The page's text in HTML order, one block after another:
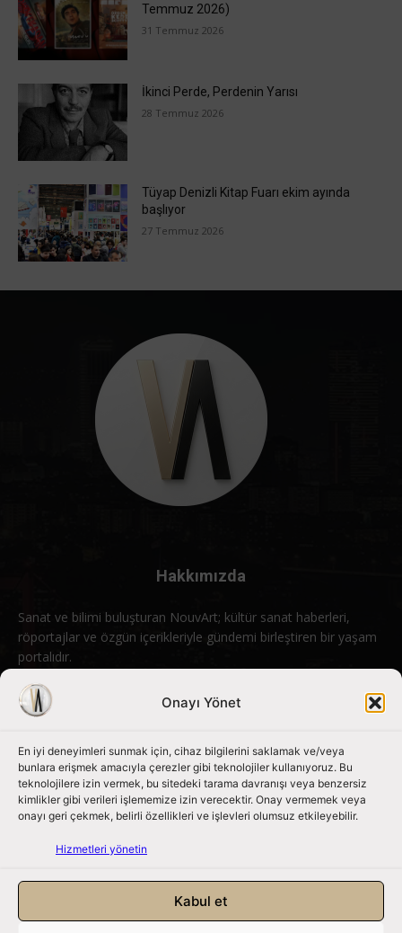
Onayı Yönet
En iyi deneyimleri sunmak için, cihaz bilgilerini saklamak ve/veya
bunlara erişmek amacıyla çerezler gibi teknolojiler kullanıyoruz. Bu
teknolojilere izin vermek, bu sitedeki tarama davranışı veya benzersiz
kimlikler gibi verileri işlememize izin verecektir. Onay vermemek veya
onayı geri çekmek, belirli özellikleri ve işlevleri olumsuz etkileyebilir.
Hizmetleri yönetin
Kabul et
Temmuz 2026)
31 Temmuz 2026
İkinci Perde, Perdenin Yarısı
28 Temmuz 2026
Tüyap Denizli Kitap Fuarı ekim ayında
başlıyor
27 Temmuz 2026
Hakkımızda
Sanat ve bilimi buluşturan NouvArt; kültür sanat haberleri,
röportajlar ve özgün içerikleriyle gündemi birleştiren bir yaşam
portalıdır.
Bizimle iletişime geçin: info@nouvart.net
Bizi Takip Edin